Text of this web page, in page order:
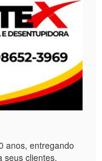
anos, entregando
seus clientes.